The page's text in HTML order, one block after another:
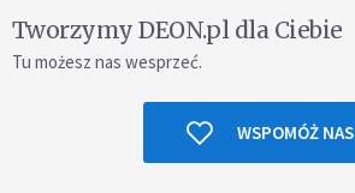
Tworzymy DEON.pl dla Ciebie
Tu możesz nas wesprzeć.
WSPOMÓŻ NAS